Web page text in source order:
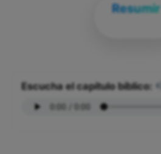
Resumir
Escucha el capítulo bíblico: